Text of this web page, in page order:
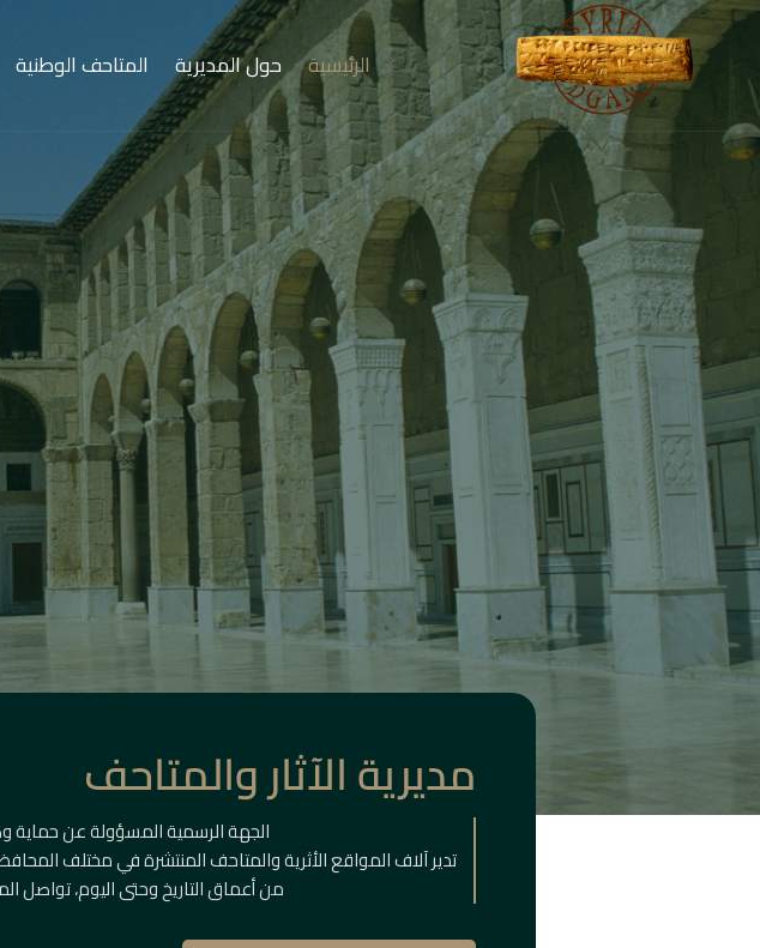
الرئيسية حول المديرية المتاحف الوطنية
سوريا…
أرضٌ تنبض بالحضارة منذ الأزل، كتبت
مديرية الآثار والمتاحف
الجهة الرسمية المسؤولة عن حماية
تدير آلاف المواقع الأثرية والمتاحف المنتشرة في مختلف
من أعماق التاريخ وحتى اليوم، تواصل